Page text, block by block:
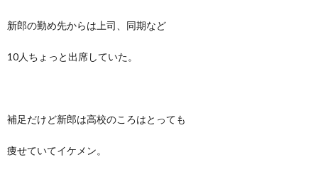
新郎の勤め先からは上司、同期など
10人ちょっと出席していた。
補足だけど新郎は高校のころはとっても
痩せていてイケメン。